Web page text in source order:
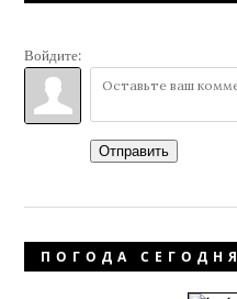
Войдите:
Отправить
ПОГОДА СЕГОДНЯ